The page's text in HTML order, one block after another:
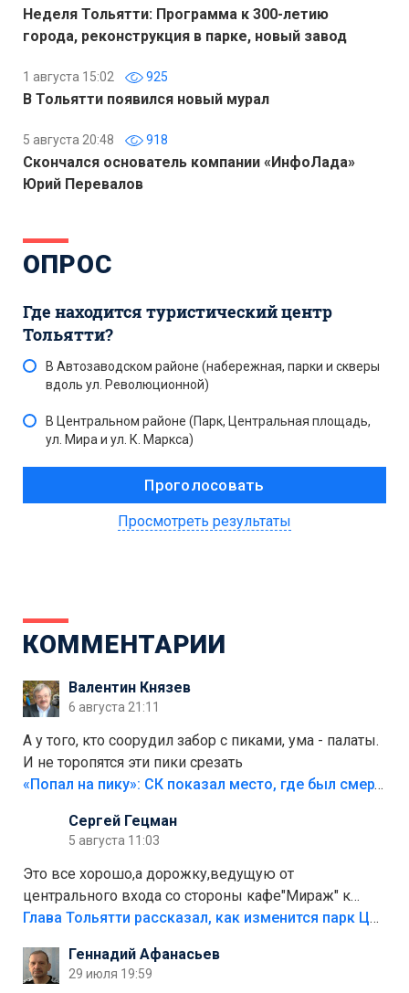
Неделя Тольятти: Программа к 300-летию
города, реконструкция в парке, новый завод
1 августа 15:02 925
В Тольятти появился новый мурал
5 августа 20:48 918
Скончался основатель компании «ИнфоЛада»
Юрий Перевалов
ОПРОС
Где находится туристический центр
Тольятти?
В Автозаводском районе (набережная, парки и скверы
вдоль ул. Революционной)
В Центральном районе (Парк, Центральная площадь,
ул. Мира и ул. К. Маркса)
Просмотреть результаты
КОММЕНТАРИИ
Валентин Князев
6 августа 21:11
А у того, кто соорудил забор с пиками, ума - палаты.
И не торопятся эти пики срезать
«Попал на пику»: СК показал место, где был смертельно травмирован ребенок в Тольятти
Сергей Гецман
5 августа 11:03
Это все хорошо,а дорожку,ведущую от
центрального входа со стороны кафе"Мираж" к
аттракционам слабо доделать?А то бордюры
лежала в парке и испортилась.Да еще,видимо,часть
украли.
Глава Тольятти рассказал, как изменится парк Центрального района
Геннадий Афанасьев
29 июля 19:59